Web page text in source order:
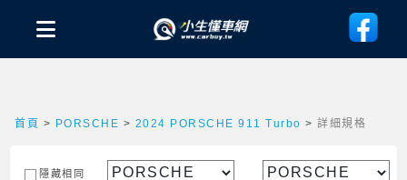
首頁 > PORSCHE > 2024 PORSCHE 911 Turbo > 詳細規格
隱藏相同